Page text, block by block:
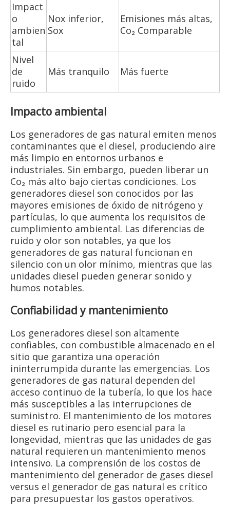
Impact
o
ambien
tal
Nox inferior,
Sox
Emisiones más altas,
Co₂ Comparable
Nivel
de
ruido
Más tranquilo Más fuerte
Impacto ambiental
Los generadores de gas natural emiten menos
contaminantes que el diesel, produciendo aire
más limpio en entornos urbanos e
industriales. Sin embargo, pueden liberar un
Co₂ más alto bajo ciertas condiciones. Los
generadores diesel son conocidos por las
mayores emisiones de óxido de nitrógeno y
partículas, lo que aumenta los requisitos de
cumplimiento ambiental. Las diferencias de
ruido y olor son notables, ya que los
generadores de gas natural funcionan en
silencio con un olor mínimo, mientras que las
unidades diesel pueden generar sonido y
humos notables.
Confiabilidad y mantenimiento
Los generadores diesel son altamente
confiables, con combustible almacenado en el
sitio que garantiza una operación
ininterrumpida durante las emergencias. Los
generadores de gas natural dependen del
acceso continuo de la tubería, lo que los hace
más susceptibles a las interrupciones de
suministro. El mantenimiento de los motores
diesel es rutinario pero esencial para la
longevidad, mientras que las unidades de gas
natural requieren un mantenimiento menos
intensivo. La comprensión de los costos de
mantenimiento del generador de gases diesel
versus el generador de gas natural es crítico
para presupuestar los gastos operativos.